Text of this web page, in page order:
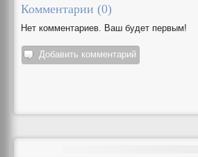
Комментарии (0)
Нет комментариев. Ваш будет первым!
Добавить комментарий